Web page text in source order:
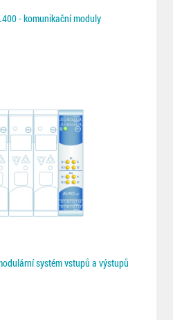
- komunikační moduly
systém vstupů a výstupů